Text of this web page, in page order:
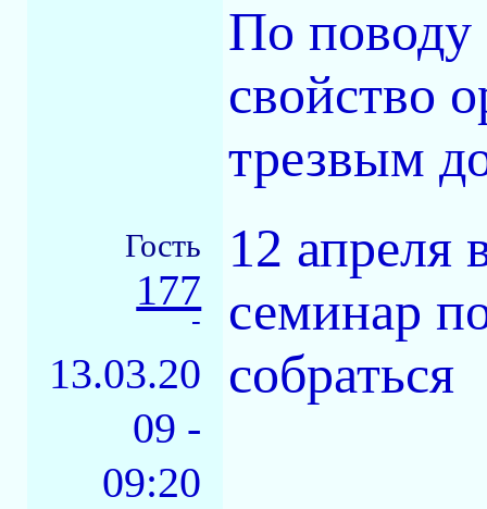
По поводу
свойство
трезвым
Гость
177
-
13.03.20
09 -
09:20
12 апреля
семинар
собраться